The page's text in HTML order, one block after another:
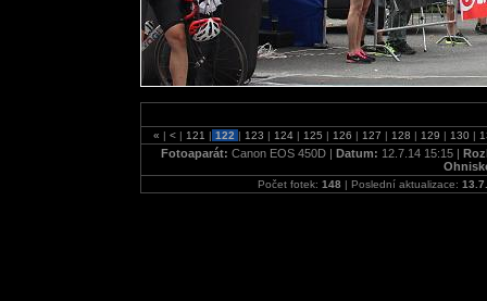
« | < | 121 | 122 | 123 | 124 | 125 | 126 | 127 | 128 | 129 | 130 |
Fotoaparát: Canon EOS 450D | Datum: 12.7.14 15:15 |
Počet fotek: 148 | Poslední aktualizace: